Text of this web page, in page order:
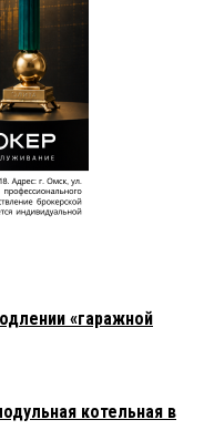
«гаражной
котельная в